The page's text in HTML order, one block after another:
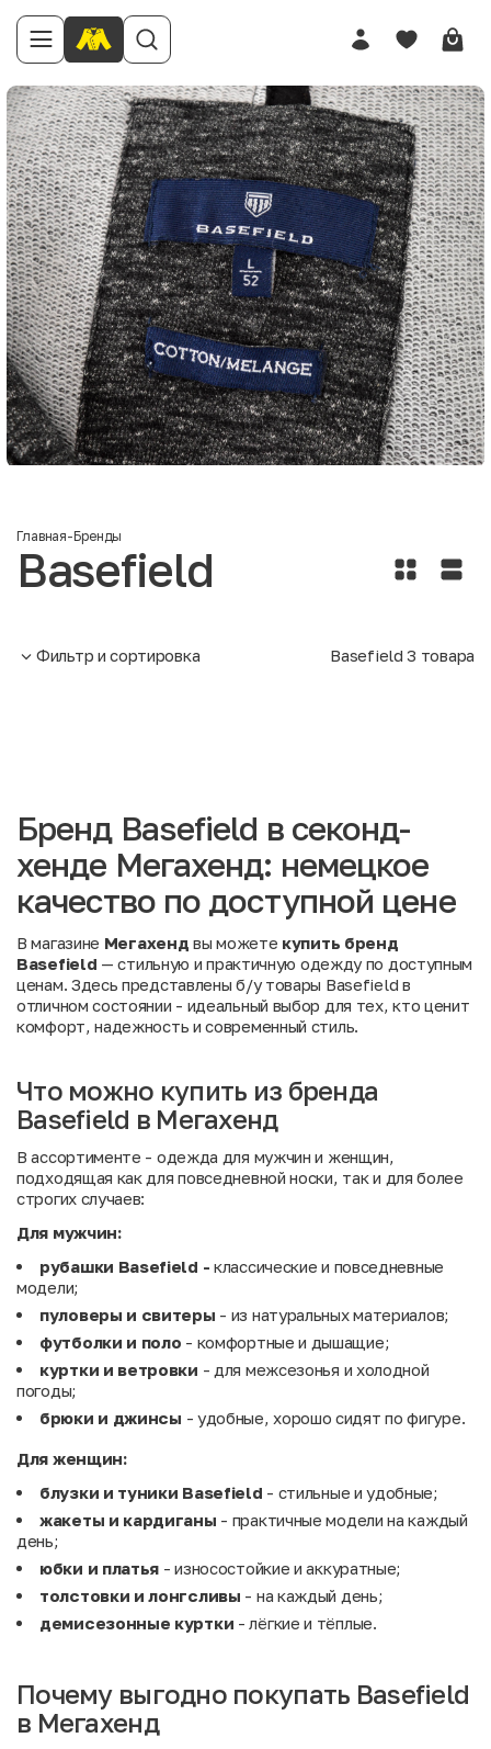
Главная-Бренды
Basefield
Фильтр и сортировка Basefield3 товара
Бренд Basefield в секонд-
хенде Мегахенд: немецкое
качество по доступной цене
В магазине Мегахенд вы можете купить бренд
Basefield — стильную и практичную одежду по доступным
ценам. Здесь представлены б/у товары Basefield в
отличном состоянии - идеальный выбор для тех, кто ценит
комфорт, надежность и современный стиль.
Что можно купить из бренда
Basefield в Мегахенд
В ассортименте - одежда для мужчин и женщин,
подходящая как для повседневной носки, так и для более
строгих случаев:
Для мужчин:
рубашки Basefield - классические и повседневные
модели;
пуловеры и свитеры - из натуральных материалов;
футболки и поло - комфортные и дышащие;
куртки и ветровки - для межсезонья и холодной
погоды;
брюки и джинсы - удобные, хорошо сидят по фигуре.
Для женщин:
блузки и туники Basefield - стильные и удобные;
жакеты и кардиганы - практичные модели на каждый
день;
юбки и платья - износостойкие и аккуратные;
толстовки и лонгсливы - на каждый день;
демисезонные куртки - лёгкие и тёплые.
Почему выгодно покупать Basefield
в Мегахенд